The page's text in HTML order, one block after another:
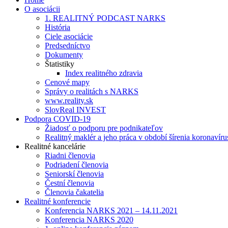
O asociácii
1. REALITNÝ PODCAST NARKS
História
Ciele asociácie
Predsedníctvo
Dokumenty
Štatistiky
Index realitného zdravia
Cenové mapy
Správy o realitách s NARKS
www.reality.sk
SlovReal INVEST
Podpora COVID-19
Žiadosť o podporu pre podnikateľov
Realitný maklér a jeho práca v období šírenia
Realitné kancelárie
Riadni členovia
Podriadení členovia
Seniorskí členovia
Čestní členovia
Členovia čakatelia
Realitné konferencie
Konferencia NARKS 2021 – 14.11.2021
Konferencia NARKS 2020